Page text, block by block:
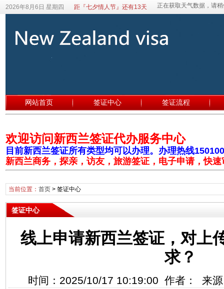
2026年8月6日 星期四 距『七夕情人节』还有13天
网站首页 签证中心 签证流程
欢迎访问新西兰签证代办服务中心
目前新西兰签证所有类型均可以办理。办理热线
新西兰商务，探亲，访友，旅游签证，电子申请，快速
当前位置： 首页> 签证中心
签证中心
线上申请新西兰签证，对上
求？
时间：2025/10/17 10:19:00 作者： 来